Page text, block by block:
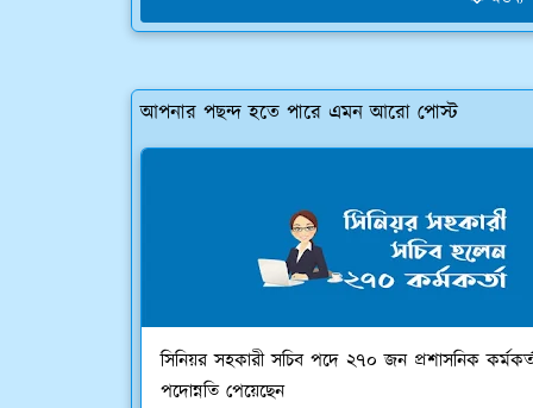
আপনার পছন্দ হতে পারে এমন আরো পোস্ট
সিনিয়র সহকারী সচিব পদে ২৭০ জন প্রশাসনিক
পদোন্নতি পেয়েছেন